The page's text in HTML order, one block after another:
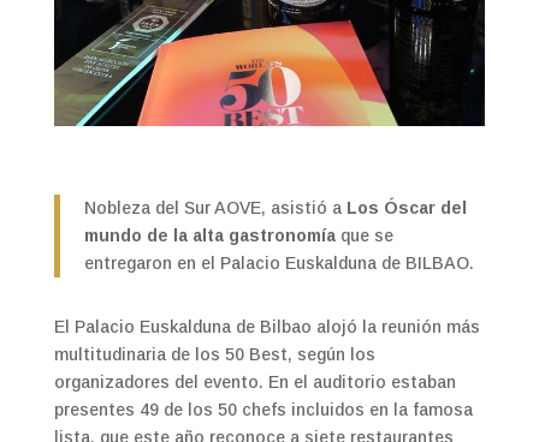
Nobleza del Sur AOVE, asistió a Los Óscar del
mundo de la alta gastronomíaque se
entregaron en el Palacio Euskalduna de BILBAO.
El Palacio Euskalduna de Bilbao alojó la reunión más
multitudinaria de los 50 Best, según los
organizadores del evento. En el auditorio estaban
presentes 49 de los 50 chefs incluidos en la famosa
lista, que este año reconoce a siete restaurantes